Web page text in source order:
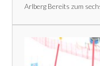
Arlberg Bereits zum